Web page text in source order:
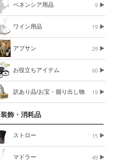
ベネンシア用品 9
ワイン用品 19
アブサン 29
お役立ちアイテム 60
訳あり品/お宝・掘り出し物 19
装飾・消耗品
ストロー 15
マドラー 49